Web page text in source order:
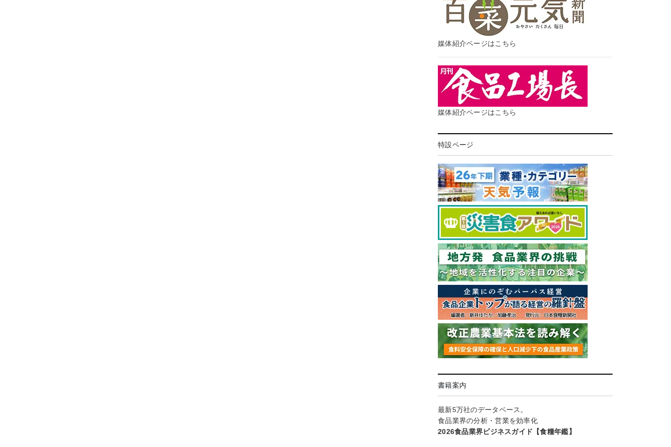
媒体紹介ページはこちら
媒体紹介ページはこちら
特設ページ
書籍案内
最新5万社のデータベース。
食品業界の分析・営業を効率化
2026食品業界ビジネスガイド【食糧年鑑】